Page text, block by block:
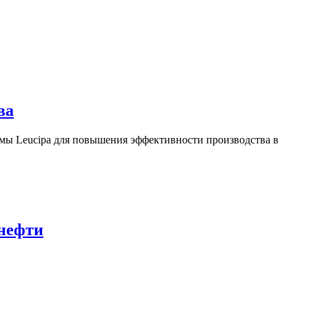
Leucipa для повышения эффективности производства в